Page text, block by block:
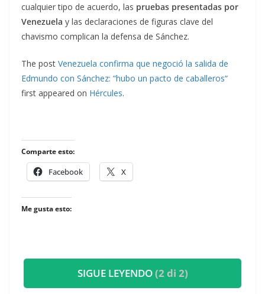
cualquier tipo de acuerdo, las pruebas presentadas por
Venezuela y las declaraciones de figuras clave del
chavismo complican la defensa de Sánchez.
The post Venezuela confirma que negoció la salida de
Edmundo con Sánchez: “hubo un pacto de caballeros“
first appeared on Hércules.
Comparte esto:
Facebook X
Me gusta esto:
SIGUE LEYENDO(2 di 2)